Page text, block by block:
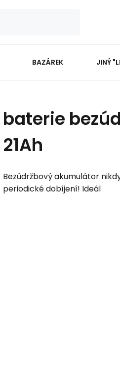
BAZÁREK JINÝ
baterie
21Ah
Bezúdržbový akumulátor
periodické dobíjení! Ideál